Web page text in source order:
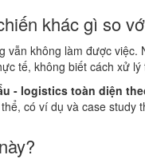
khác gì so
không làm được việc.
tế, không biết cách xử lý
- logistics toàn diện
có ví dụ và case study